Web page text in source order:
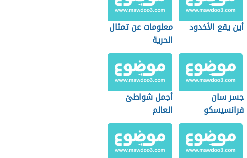
أين يقع الأخدود
معلومات عن تمثال
الحرية
جسر سان
فرانسيسكو
أجمل شواطئ
العالم